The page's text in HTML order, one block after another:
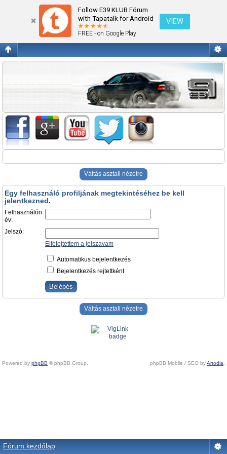
Follow E39 KLUB Fórum
with Tapatalk for Android
FREE - on Google Play
VIEW
Belépés
Váltás asztali nézetre
Egy felhasználó profiljának megtekintéséhez be kell
jelentkezned.
Felhasználón
év:
Jelszó:
Elfelejtettem a jelszavam
Automatikus bejelentkezés
Bejelentkezés rejtettként
Váltás asztali nézetre
Powered by phpBB © phpBB Group. phpBB Mobile / SEO byArtodia.
Fórum kezdőlap